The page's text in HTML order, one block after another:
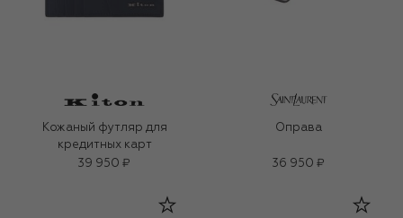
Кожаный футляр для
кредитных карт
39 950 ₽
Оправа
36 950 ₽